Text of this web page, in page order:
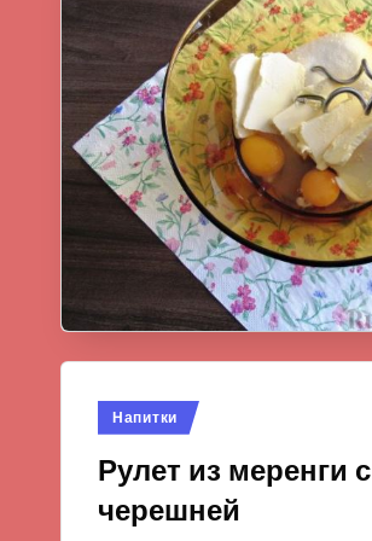
Опубликовано
Напитки
Рулет из меренги с
черешней